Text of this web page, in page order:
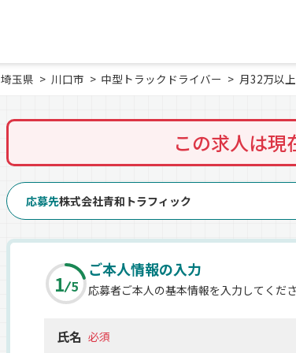
埼玉県 川口市 中型トラックドライバー 月32万以
この求人は現
応募先株式会社青和トラフィック
1 5
ご本人情報の入力
応募者ご本人の基本情報を入力してくださ
氏名 必須